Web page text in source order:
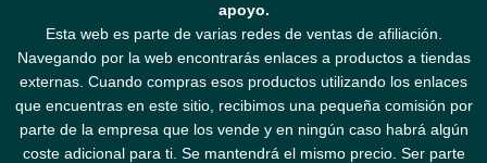
apoyo.
Esta web es parte de varias redes de ventas de afiliación.
Navegando por la web encontrarás enlaces a productos a tiendas
externas. Cuando compras esos productos utilizando los enlaces
que encuentras en este sitio, recibimos una pequeña comisión por
parte de la empresa que los vende y en ningún caso habrá algún
coste adicional para ti. Se mantendrá el mismo precio. Ser parte